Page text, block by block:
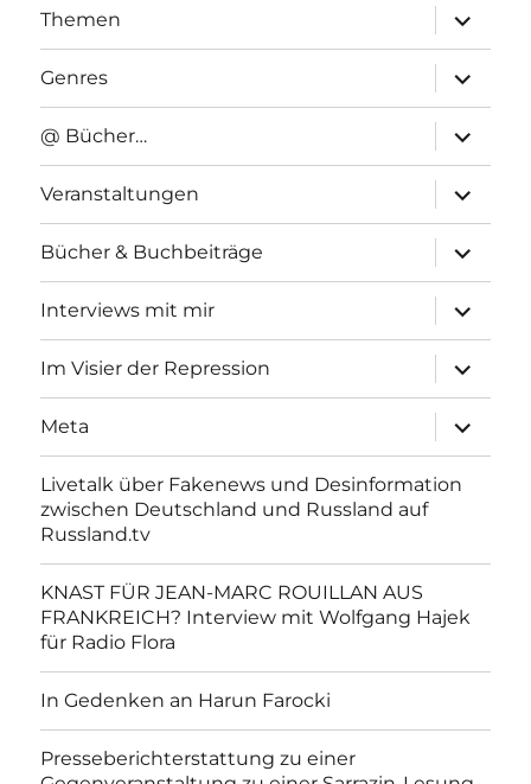
Themen
anzeigen
Genres
anzeigen
@ Bücher…
anzeigen
Veranstaltungen
anzeigen
Bücher & Buchbeiträge
anzeigen
Interviews mit mir
anzeigen
Im Visier der Repression
anzeigen
Meta
anzeigen
Livetalk über Fakenews und Desinformation
zwischen Deutschland und Russland auf
Russland.tv
KNAST FÜR JEAN-MARC ROUILLAN AUS
FRANKREICH? Interview mit Wolfgang Hajek
für Radio Flora
In Gedenken an Harun Farocki
Presseberichterstattung zu einer